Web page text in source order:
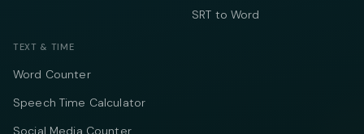
SRT to Word
TEXT & TIME
Word Counter
Speech Time Calculator
Social Media Counter